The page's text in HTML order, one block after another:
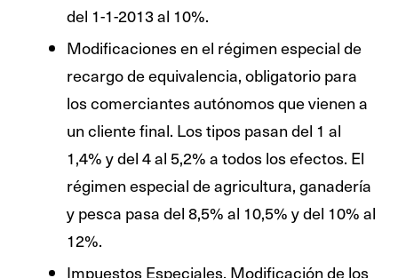
del 1-1-2013 al 10%.
Modificaciones en el régimen especial de
recargo de equivalencia, obligatorio para
los comerciantes autónomos que vienen a
un cliente final. Los tipos pasan del 1 al
1,4% y del 4 al 5,2% a todos los efectos. El
régimen especial de agricultura, ganadería
y pesca pasa del 8,5% al 10,5% y del 10% al
12%.
Impuestos Especiales. Modificación de los